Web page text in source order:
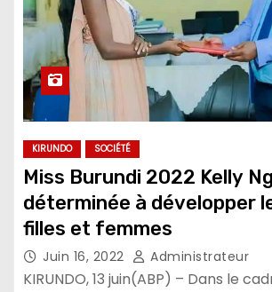
KIRUNDO SOCIÉTÉ
Miss Burundi 2022 Kelly
déterminée à développer
filles et femmes
Juin 16, 2022 Administrateur
KIRUNDO, 13 juin(ABP) – Dans le